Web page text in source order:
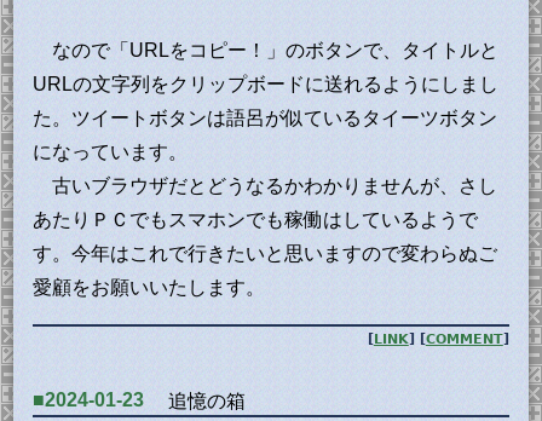
なので「URLをコピー！」のボタンで、タイトルと
URLの文字列をクリップボードに送れるようにしまし
た。ツイートボタンは語呂が似ているタイーツボタン
になっています。
古いブラウザだとどうなるかわかりませんが、さし
あたりＰＣでもスマホンでも稼働はしているようで
す。今年はこれで行きたいと思いますので変わらぬご
愛顧をお願いいたします。
[LINK] [COMMENT]
■2024-01-23 追憶の箱